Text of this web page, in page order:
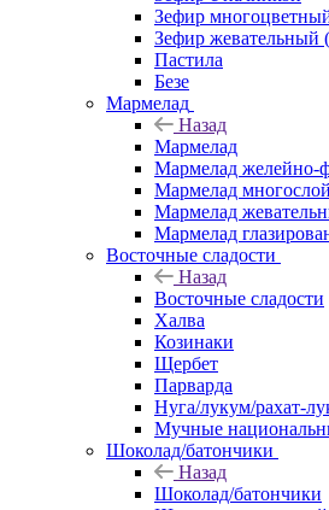
Зефир
Зефир жевательный
Пастила
Безе
Мармелад
Назад
Мармелад
Мармелад желейно-
Мармелад
Мармелад
Мармелад
Восточные сладости
Назад
Восточные сладости
Халва
Козинаки
Щербет
Парварда
Нуга/лукум/рахат-
Мучные
Шоколад/батончики
Назад
Шоколад/батончики